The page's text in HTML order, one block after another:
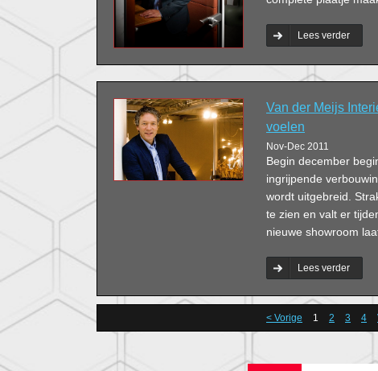
Lees verder
Van der Meijs
voelen
Nov-Dec 2011
Begin december
ingrijpende
wordt uitgebreid.
te zien en valt er
nieuwe showroom
Lees verder
< Vorige 1 2 3 4